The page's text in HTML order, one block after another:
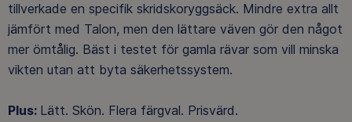
tillverkade en specifik skridskoryggsäck. Mindre extra allt
jämfört med Talon, men den lättare väven gör den något
mer ömtålig. Bäst i testet för gamla rävar som vill minska
vikten utan att byta säkerhetssystem.
Plus: Lätt. Skön. Flera färgval. Prisvärd.